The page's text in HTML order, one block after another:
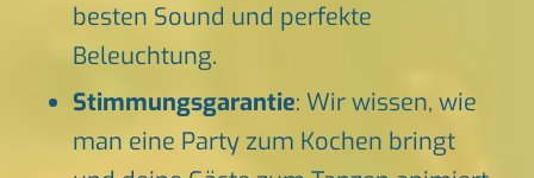
besten Sound und perfekte
Beleuchtung.
Stimmungsgarantie: Wir wissen, wie
man eine Party zum Kochen bringt